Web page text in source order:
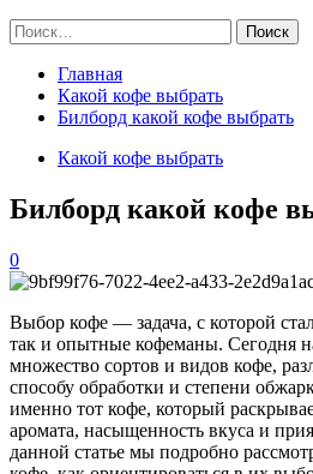
Найти:
Главная
Какой кофе выбрать
Билборд какой кофе выбрать
Какой кофе выбрать
Билборд какой кофе
0
Выбор кофе — задача, с которой
так и опытные кофеманы. Сегодня
множество сортов и видов кофе,
способу обработки и степени
именно тот кофе, который
аромата, насыщенность вкуса и
данной статье мы подробно